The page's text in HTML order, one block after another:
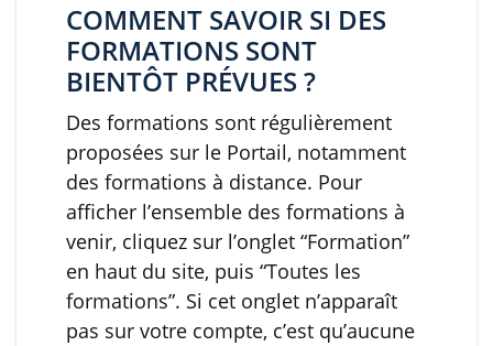
COMMENT SAVOIR SI DES
FORMATIONS SONT
BIENTÔT PRÉVUES ?
Des formations sont régulièrement
proposées sur le Portail, notamment
des formations à distance. Pour
afficher l’ensemble des formations à
venir, cliquez sur l’onglet “Formation”
en haut du site, puis “Toutes les
formations”. Si cet onglet n’apparaît
pas sur votre compte, c’est qu’aucune